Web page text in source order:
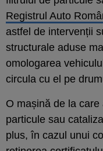
Registrul Auto
astfel de intervenții
structurale aduse
omologarea
circula cu el pe
O mașină de la
particule sau
plus, în cazul unui